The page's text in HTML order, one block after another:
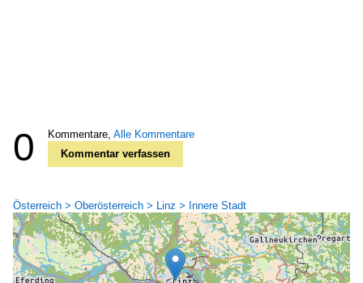
0 Kommentare, Alle Kommentare
Kommentar verfassen
Österreich > Oberösterreich > Linz > Innere Stadt